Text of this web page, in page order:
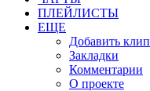
ПЛЕЙЛИСТЫ
ЕЩЕ
Добавить клип
Закладки
Комментарии
О проекте